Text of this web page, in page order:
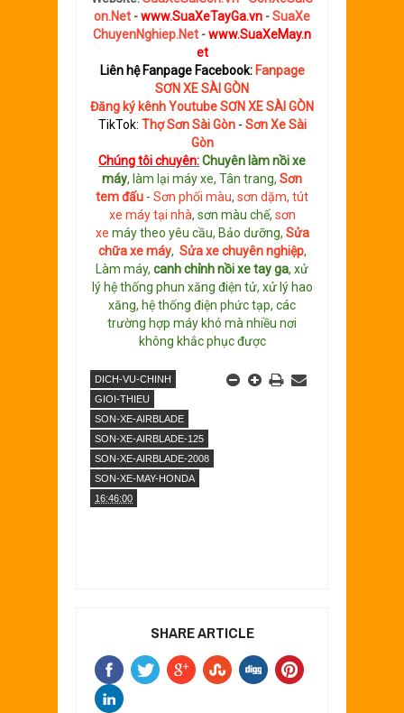
on.Net -www.SuaXeTayGa.vn -SuaXe
ChuyenNghiep.Net -www.SuaXeMay.n
et
Liên hệ Fanpage Facebook: Fanpage
SƠN XE SÀI GÒN
Đăng ký kênh Youtube SƠN XE SÀI GÒN
TikTok: Thợ Sơn Sài Gòn- Sơn Xe Sài
Gòn
Chúng tôi chuyên:Chuyên làm nồi xe
máy, làm lại máy xe, Tân trang, Sơn
tem đấu - Sơn phối màu, sơn dặm, tút
xe máy tại nhà, sơn màu chế, sơn
xe máy theo yêu cầu, Bảo dưỡng, Sửa
chữa xe máy, Sửa xe chuyên nghiệp,
Làm máy, canh chỉnh nồi xe tay ga, xử
lý hệ thống phun xăng điện tử, xử lý hao
xăng, hệ thống điện phức tạp, các
trường hợp máy khó mà nhiều nơi
không khắc phục được
DICH-VU-CHINH
GIOI-THIEU
SON-XE-AIRBLADE
SON-XE-AIRBLADE-125
SON-XE-AIRBLADE-2008
SON-XE-MAY-HONDA
16:46:00
SHARE ARTICLE